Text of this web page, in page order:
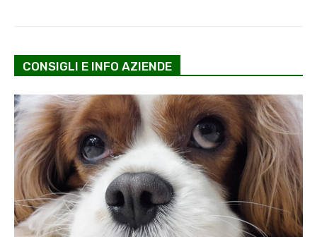
CONSIGLI E INFO AZIENDE